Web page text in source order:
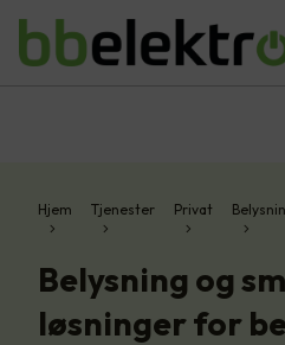
Hjem Tjenester Privat
Belysning og
løsninger for